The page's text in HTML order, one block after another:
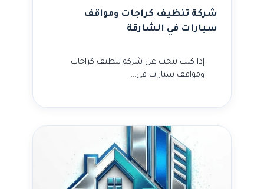
شركة تنظيف كراجات ومواقف
سيارات في الشارقة
إذا كنت تبحث عن شركة تنظيف كراجات
ومواقف سيارات في…